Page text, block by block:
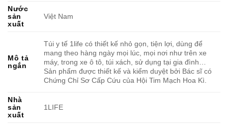
Nước
sản
xuất
Việt Nam
Mô tả
ngắn
Túi y tế 1life có thiết kế nhỏ gọn, tiện lợi, dùng để
mang theo hàng ngày mọi lúc, mọi nơi như trên xe
máy, trong xe ô tô, túi xách, sử dụng tại gia đình…
Sản phẩm được thiết kế và kiểm duyệt bởi Bác sĩ có
Chứng Chỉ Sơ Cấp Cứu của Hội Tim Mạch Hoa Kì.
Nhà
sản
xuất
1LIFE